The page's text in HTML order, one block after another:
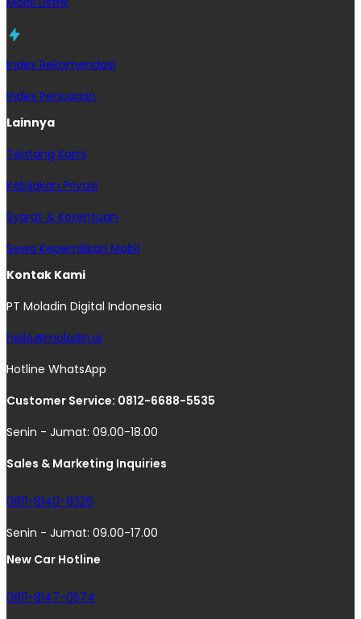
Index Rekomendasi
Index Pencarian
Lainnya
Tentang Kami
Kebijakan Privasi
Syarat & Ketentuan
Sewa Kepemilikan Mobil
Kontak Kami
PT Moladin Digital Indonesia
hello@moladin.ai
Hotline WhatsApp
Customer Service: 0812-6688-5535
Senin - Jumat: 09.00-18.00
Sales & Marketing Inquiries
0811-8140-8326
Senin - Jumat: 09.00-17.00
New Car Hotline
0811-8147-0574